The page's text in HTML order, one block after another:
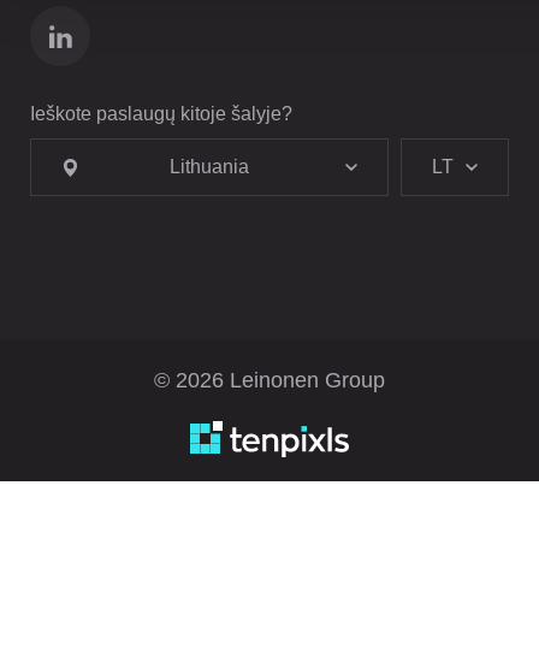
Ieškote paslaugų kitoje šalyje?
Lithuania LT
© 2026 Leinonen Group